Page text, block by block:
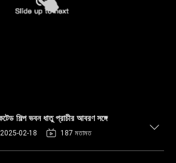
শিল্প ভবন ধাতু প্রাচীর আবরণ সঙ্গে
2025-02-18 187 মতামত